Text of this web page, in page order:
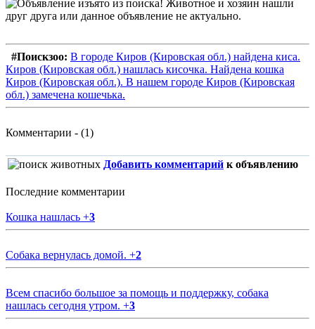
#Поискзоо: В городе Киров (Кировская обл.) найдена киса.
Киров (Кировская обл.) нашлась кисочка. Найдена кошка
Киров (Кировская обл.). В нашем городе Киров (Кировская
обл.) замечена кошечька.
Комментарии - (1)
Добавить комментарий к объявлению
Последние комментарии
Кошка нашлась +3
Собака вернулась домой. +2
Всем спасибо большое за помощь и поддержку, собака
нашлась сегодня утром. +3